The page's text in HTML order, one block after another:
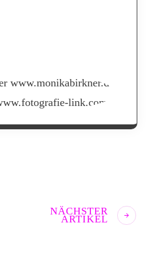
NÄCHSTER
ARTIKEL